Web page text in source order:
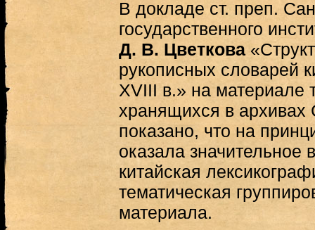
В докладе ст. преп.
государственного
Д. В. Цветкова
рукописных словарей
XVIII в.» на материале
хранящихся в архивах
показано, что на
оказала значительное
китайская
тематическая
материала.